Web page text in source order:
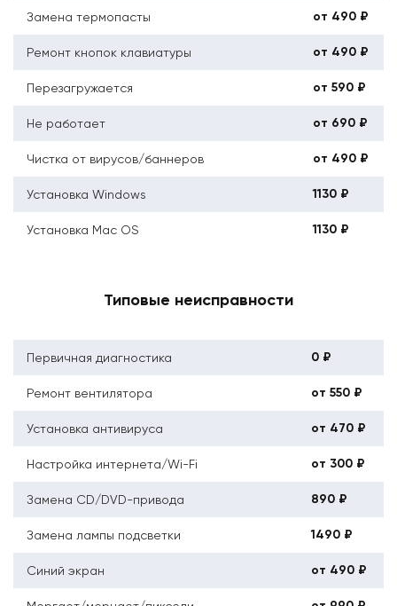
Замена термопасты от 490 ₽
Ремонт кнопок клавиатуры от 490 ₽
Перезагружается от 590 ₽
Не работает от 690 ₽
Чистка от вирусов/баннеров от 490 ₽
Установка Windows 1130 ₽
Установка Mac OS 1130 ₽
Типовые неисправности
Первичная диагностика 0 ₽
Ремонт вентилятора от 550 ₽
Установка антивируса от 470 ₽
Настройка интернета/Wi-Fi от 300 ₽
Замена CD/DVD-привода 890 ₽
Замена лампы подсветки 1490 ₽
Синий экран от 490 ₽